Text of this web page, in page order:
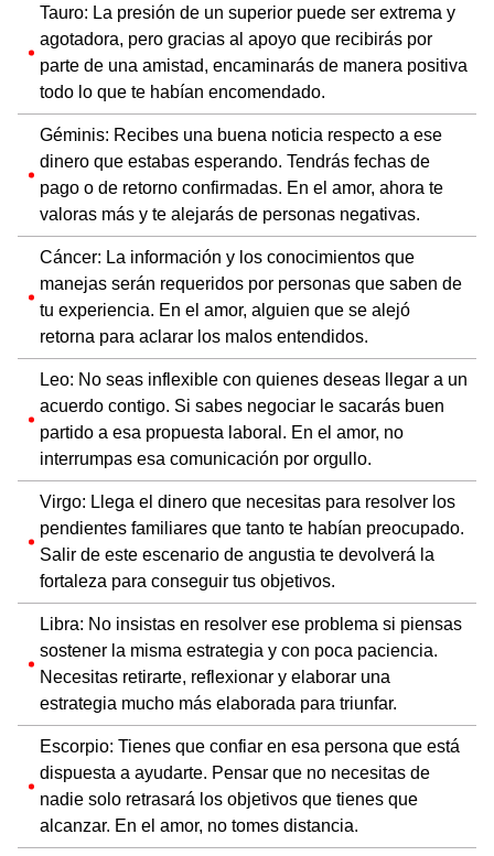
Tauro: La presión de un superior puede ser extrema y
agotadora, pero gracias al apoyo que recibirás por
parte de una amistad, encaminarás de manera positiva
todo lo que te habían encomendado.
Géminis: Recibes una buena noticia respecto a ese
dinero que estabas esperando. Tendrás fechas de
pago o de retorno confirmadas. En el amor, ahora te
valoras más y te alejarás de personas negativas.
Cáncer: La información y los conocimientos que
manejas serán requeridos por personas que saben de
tu experiencia. En el amor, alguien que se alejó
retorna para aclarar los malos entendidos.
Leo: No seas inflexible con quienes deseas llegar a un
acuerdo contigo. Si sabes negociar le sacarás buen
partido a esa propuesta laboral. En el amor, no
interrumpas esa comunicación por orgullo.
Virgo: Llega el dinero que necesitas para resolver los
pendientes familiares que tanto te habían preocupado.
Salir de este escenario de angustia te devolverá la
fortaleza para conseguir tus objetivos.
Libra: No insistas en resolver ese problema si piensas
sostener la misma estrategia y con poca paciencia.
Necesitas retirarte, reflexionar y elaborar una
estrategia mucho más elaborada para triunfar.
Escorpio: Tienes que confiar en esa persona que está
dispuesta a ayudarte. Pensar que no necesitas de
nadie solo retrasará los objetivos que tienes que
alcanzar. En el amor, no tomes distancia.